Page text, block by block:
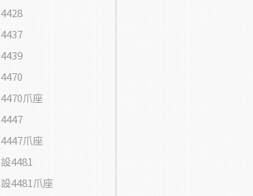
4428
4437
4439
4470
4470爪座
4447
4447爪座
設4481
設4481爪座